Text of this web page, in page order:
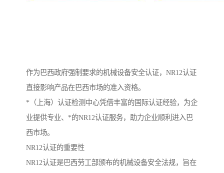
作为巴西政府强制要求的机械设备安全认证，NR12认证
直接影响产品在巴西市场的准入资格。
*（上海）认证检测中心凭借丰富的国际认证经验，为企
业提供专业、*的NR12认证服务，助力企业顺利进入巴
西市场。
NR12认证的重要性
NR12认证是巴西劳工部颁布的机械设备安全法规，旨在